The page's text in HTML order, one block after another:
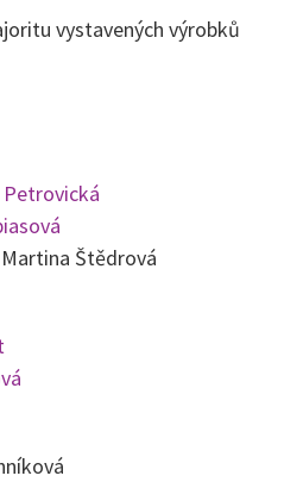
vystavených výrobků
Štědrová